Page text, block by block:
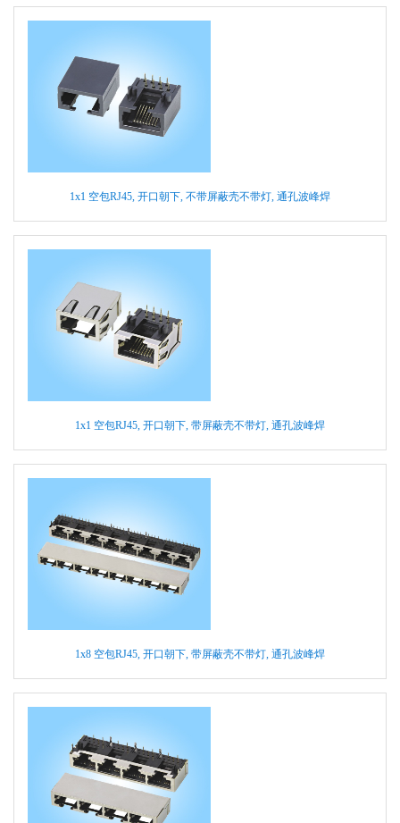
1x1 空包RJ45, 开口朝下, 不带屏蔽壳不带灯, 通孔波峰焊
1x1 空包RJ45, 开口朝下, 带屏蔽壳不带灯, 通孔波峰焊
1x8 空包RJ45, 开口朝下, 带屏蔽壳不带灯, 通孔波峰焊